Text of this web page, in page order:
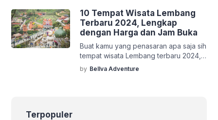
10 Tempat Wisata Lembang
Terbaru 2024, Lengkap
dengan Harga dan Jam Buka
Buat kamu yang penasaran apa saja sih
tempat wisata Lembang terbaru 2024,
tenang, kami punya informasinya.
Lengkap dengan harga dan jam buka.
by Bellva Adventure
Terpopuler